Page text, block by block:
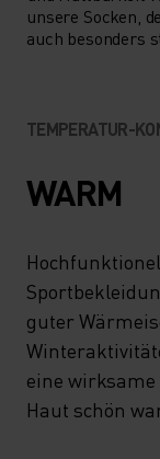
D
unsere Socken,
auch besonders
TEMPERATUR-
WARM
guter
eine
Haut schön